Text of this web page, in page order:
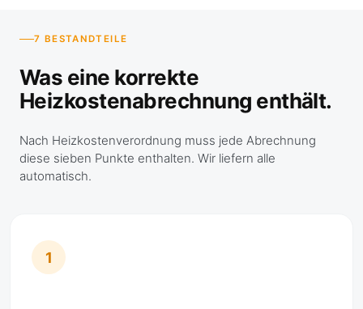
7 BESTANDTEILE
Was eine korrekte
Heizkostenabrechnung enthält.
Nach Heizkostenverordnung muss jede Abrechnung
diese sieben Punkte enthalten. Wir liefern alle
automatisch.
1